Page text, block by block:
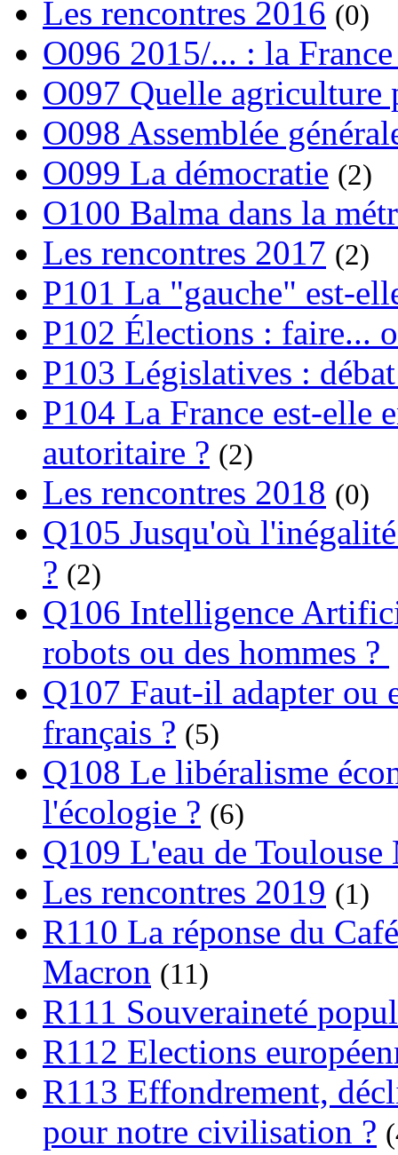
Les rencontres 2016 (0)
O096 2015/... : la
O097 Quelle agriculture
O098 Assemblée
O099 La démocratie (2)
O100 Balma dans la
Les rencontres 2017 (2)
P101 La "gauche" est-
P102 Élections : faire...
P103 Législatives :
P104 La France est-elle
autoritaire ? (2)
Les rencontres 2018 (0)
Q105 Jusqu'où
? (2)
Q106 Intelligence
robots ou des hommes ?
Q107 Faut-il adapter ou
français ? (5)
Q108 Le libéralisme
l'écologie ? (6)
Q109 L'eau de
Les rencontres 2019 (1)
R110 La réponse du
Macron (11)
R111 Souveraineté
R112 Elections
R113 Effondrement,
pour notre civilisation ?